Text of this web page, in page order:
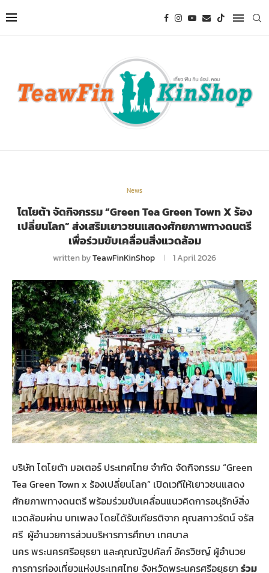
News
โตโยต้า จัดกิจกรรม “Green Tea Green Town X ร้อง
เปลี่ยนโลก” ส่งเสริมเยาวชนแสดงศักยภาพทางดนตรี
เพื่อร่วมขับเคลื่อนสิ่งแวดล้อม
written byTeawFinKinShop 1 April 2026
บริษัท โตโยต้า มอเตอร์ ประเทศไทย จำกัด จัดกิจกรรม “Green
Tea Green Town x ร้องเปลี่ยนโลก” เปิดเวทีให้เยาวชนแสดง
ศักยภาพทางดนตรี พร้อมร่วมขับเคลื่อนแนวคิดการอนุรักษ์สิ่ง
แวดล้อมผ่าน บทเพลง โดยได้รับเกียรติจาก คุณสกาวรัตน์ จรัส
ศรี ผู้อำนวยการส่วนบริหารการศึกษา เทศบาล
นคร พระนครศรีอยุธยา และคุณณัฐปคัลภ์ อัครวิชญ์ ผู้อำนวย
การการท่องเที่ยวแห่งประเทศไทย จังหวัดพระนครศรีอยุธยา ร่วม